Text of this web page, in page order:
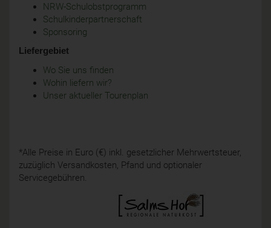
NRW-Schulobstprogramm
Schulkinderpartnerschaft
Sponsoring
Liefergebiet
Wo Sie uns finden
Wohin liefern wir?
Unser aktueller Tourenplan
*Alle Preise in Euro (€) inkl. gesetzlicher Mehrwertsteuer,
zuzüglich Versandkosten, Pfand und optionaler
Servicegebühren.